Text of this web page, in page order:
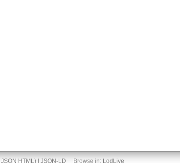
JSON HTML) | JSON-LD Browse in: LodLive